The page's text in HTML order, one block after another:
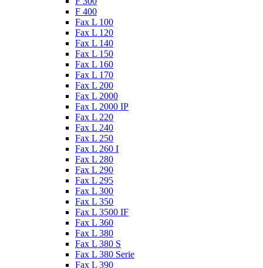
F 400
Fax L 100
Fax L 120
Fax L 140
Fax L 150
Fax L 160
Fax L 170
Fax L 200
Fax L 2000
Fax L 2000 IP
Fax L 220
Fax L 240
Fax L 250
Fax L 260 I
Fax L 280
Fax L 290
Fax L 295
Fax L 300
Fax L 350
Fax L 3500 IF
Fax L 360
Fax L 380
Fax L 380 S
Fax L 380 Serie
Fax L 390